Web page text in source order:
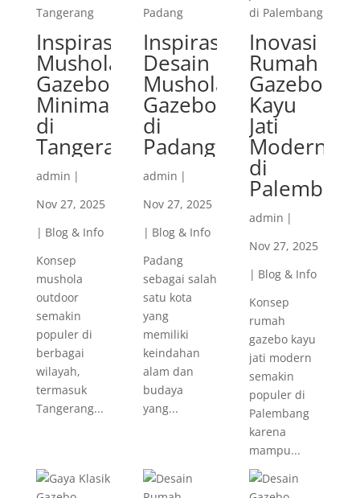
Inspirasi
Mushola
Gazebo
Minimalis
di
Tangerang
admin |
Nov 27, 2025
| Blog & Info
Konsep
mushola
outdoor
semakin
populer di
berbagai
wilayah,
termasuk
Tangerang...
Inspirasi
Desain
Mushola
Gazebo
di
Padang
admin |
Nov 27, 2025
| Blog & Info
Padang
sebagai salah
satu kota
yang
memiliki
keindahan
alam dan
budaya
yang...
Inovasi
Rumah
Gazebo
Kayu
Jati
Modern
di
Palembang
admin |
Nov 27, 2025
| Blog & Info
Konsep
rumah
gazebo kayu
jati modern
semakin
populer di
Palembang
karena
mampu...